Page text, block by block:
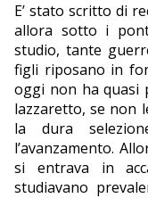
E’ stato scritto di
allora sotto i
studio, tante
figli riposano in
oggi non ha quasi
lazzaretto, se non
la dura
l’avanzamento.
si entrava in
studiavano